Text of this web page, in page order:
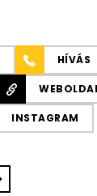
HÍVÁS
INSTAGRAM